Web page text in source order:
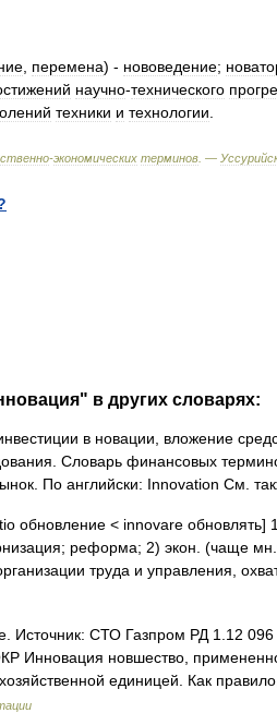
перемена) - нововедение;
научно-технического
техники и технологии
-экономических терминов . —
в других словарях:
в новации, вложение
Словарь финансовых
По английски: Innovation См.
обновление < innovare обновлять]
реформа; 2) экон. (чаще
труда и управления,
Источник: СТО Газпром РД 1.12 096
Инновация новшество,
единицей. Как